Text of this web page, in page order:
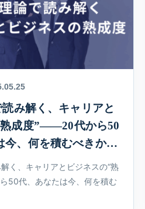
み解く、キャリアと
熟成度”――20代から50
今、何を積むべきか？
く、キャリアとビジネスの“熟
50代、あなたは今、何を積む